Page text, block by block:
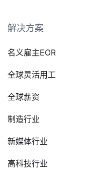
解决方案
名义雇主EOR
全球灵活用工
全球薪资
制造行业
新媒体行业
高科技行业